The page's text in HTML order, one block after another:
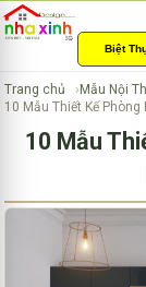
Biệt
Trang chủ
Mẫu Nội
10 Mẫu Thiết Kế
10 Mẫu